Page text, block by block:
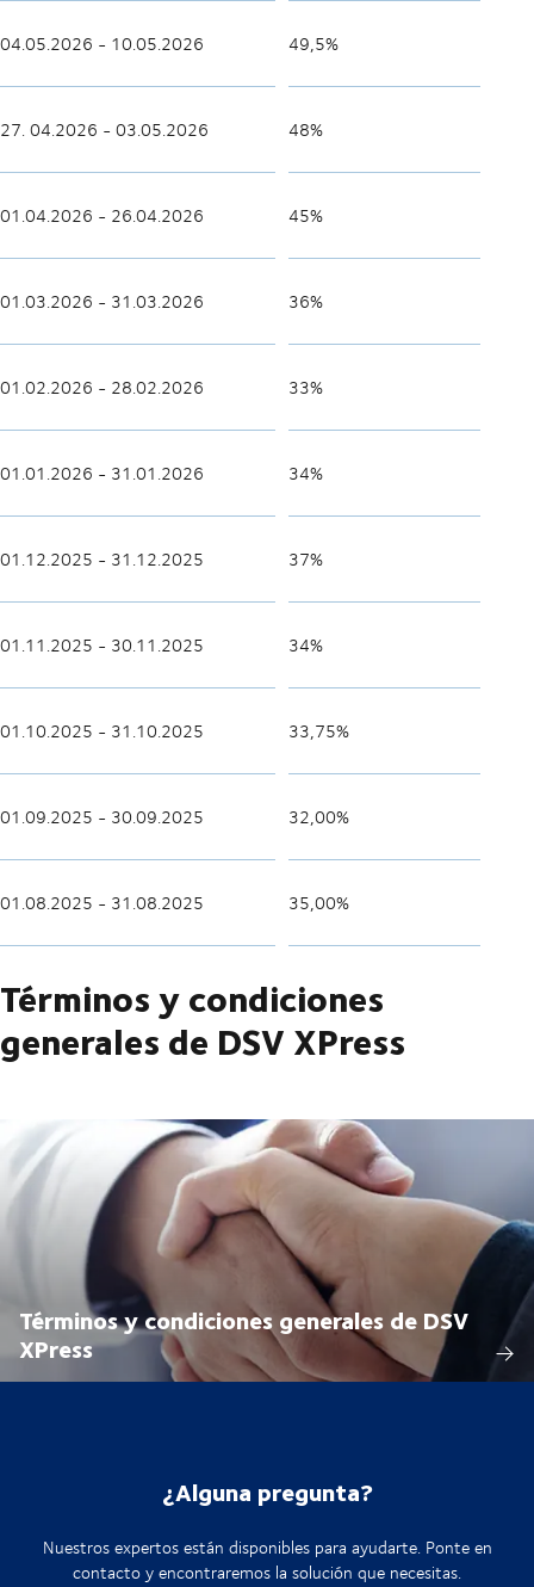
04.05.2026 - 10.05.2026 49,5%
27.04.2026 - 03.05.2026 48%
01.04.2026 - 26.04.2026 45%
01.03.2026 - 31.03.2026 36%
01.02.2026 - 28.02.2026 33%
01.01.2026 - 31.01.2026 34%
01.12.2025 - 31.12.2025 37%
01.11.2025 - 30.11.2025 34%
01.10.2025 - 31.10.2025 33,75%
01.09.2025 - 30.09.2025 32,00%
01.08.2025 - 31.08.2025 35,00%
Términos y condiciones
generales de DSV XPress
Términos y condiciones generales de DSV
XPress
¿Alguna pregunta?
Nuestros expertos están disponibles para ayudarte. Ponte en
contacto y encontraremos la solución que necesitas.